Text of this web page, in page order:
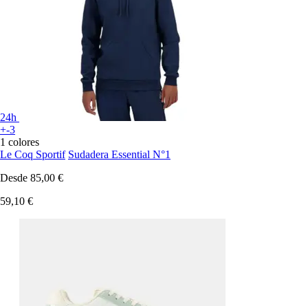
24h
+-3
1 colores
Le Coq Sportif Sudadera Essential N°1
Desde 85,00 €
59,10 €